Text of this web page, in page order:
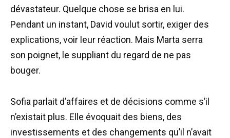
dévastateur. Quelque chose se brisa en lui.
Pendant un instant, David voulut sortir, exiger des
explications, voir leur réaction. Mais Marta serra
son poignet, le suppliant du regard de ne pas
bouger.
Sofia parlait d’affaires et de décisions comme s’il
n’existait plus. Elle évoquait des biens, des
investissements et des changements qu’il n’avait